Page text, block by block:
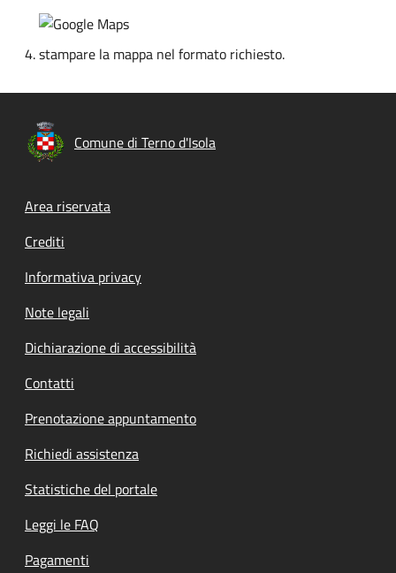
stampare la mappa nel formato richiesto.
Comune di Terno d'Isola
Footer menu
Area riservata
Crediti
Informativa privacy
Note legali
Dichiarazione di accessibilità
Contatti
Prenotazione appuntamento
Richiedi assistenza
Statistiche del portale
Leggi le FAQ
Pagamenti